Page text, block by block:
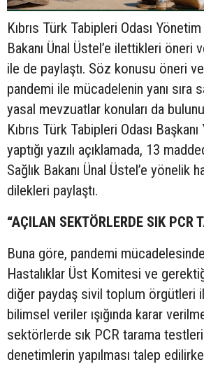
Kıbrıs Türk Tabipleri Odası
Bakanı Ünal Üstel’e ilettikleri öneri
ile de paylaştı. Söz konusu öneri
pandemi ile mücadelenin yanı sıra
yasal mevzuatlar konuları da
Kıbrıs Türk Tabipleri Odası
yaptığı yazılı açıklamada, 13
Sağlık Bakanı Ünal Üstel’e yönelik
dilekleri paylaştı.
“AÇILAN SEKTÖRLERDE SIK PCR
Buna göre, pandemi
Hastalıklar Üst Komitesi ve
diğer paydaş sivil toplum örgütleri
bilimsel veriler ışığında karar
sektörlerde sık PCR tarama
denetimlerin yapılması talep